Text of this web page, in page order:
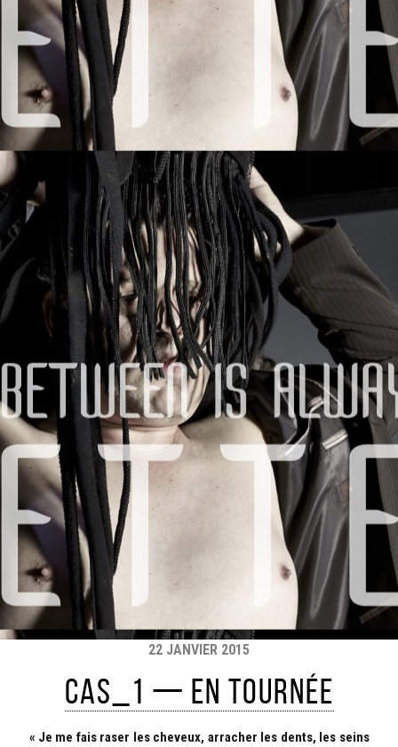
22 JANVIER 2015
CAS_1 — En tournée
« Je me fais raser les cheveux, arracher les dents, les seins